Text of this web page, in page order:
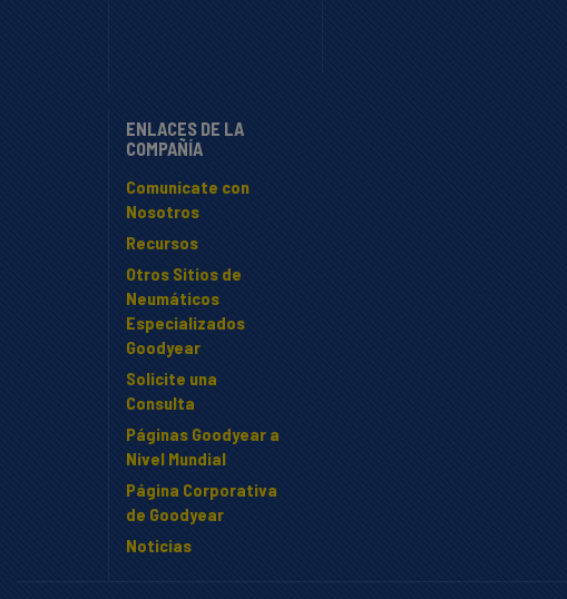
ENLACES DE LA
COMPAÑÍA
Comunícate con
Nosotros
Recursos
Otros Sitios de
Neumáticos
Especializados
Goodyear
Solicite una
Consulta
Páginas Goodyear a
Nivel Mundial
Página Corporativa
de Goodyear
Noticias